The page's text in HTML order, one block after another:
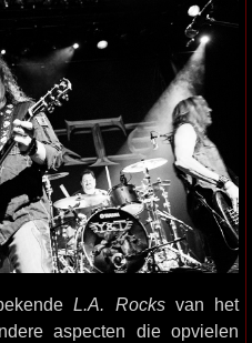
L.A. Rocksvan het
aspecten die opvielen